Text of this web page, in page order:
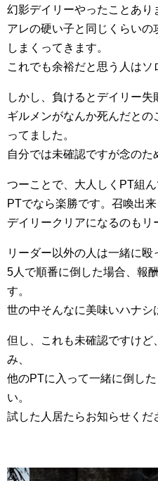
幻影デイリーやったことあり
アレの硬い子と同じくらい
しまくってきます。
これでも余裕だと思う人はソ
しかし、負けるとデイリー失
ギルメンがなんか死んだと
ってました。
自分では未確認ですが念のた
つーことで、大人しくPT組ん
PTでなら楽勝です。召喚出
デイリークリアになるのもリ
リーダー以外の人は一緒に殴
5人で順番に倒した場合、報
す。
世の中そんなに美味いハナシ
但し、これも未確認ですけ
み、
他のPTに入って一緒に倒し
い。
試した人居たらお知らせくだ